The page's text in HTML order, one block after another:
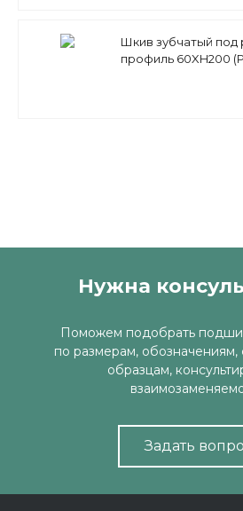
Шкив зубчатый под
профиль 60XH200
Нужна
Поможем подобрать
по размерам,
образцам,
Задать